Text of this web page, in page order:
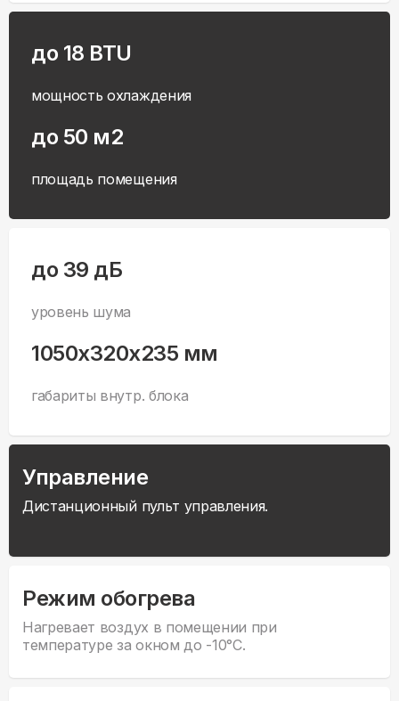
до 18 BTU
мощность охлаждения
до 50 м2
площадь помещения
до 39 дБ
уровень шума
1050x320x235 мм
габариты внутр. блока
Управление
Дистанционный пульт управления.
Режим обогрева
Нагревает воздух в помещении при
температуре за окном до -10°С.